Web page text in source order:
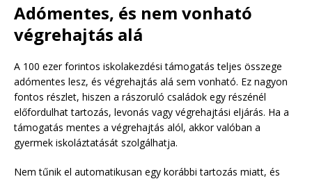
Adómentes, és nem vonható
végrehajtás alá
A 100 ezer forintos iskolakezdési támogatás teljes összege
adómentes lesz, és végrehajtás alá sem vonható. Ez nagyon
fontos részlet, hiszen a rászoruló családok egy részénél
előfordulhat tartozás, levonás vagy végrehajtási eljárás. Ha a
támogatás mentes a végrehajtás alól, akkor valóban a
gyermek iskoláztatását szolgálhatja.
Nem tűnik el automatikusan egy korábbi tartozás miatt, és